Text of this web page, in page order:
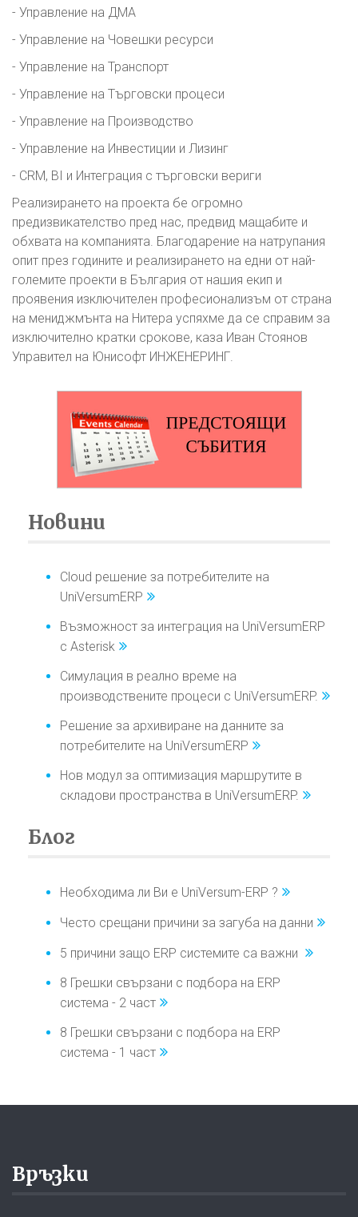
- Управление на ДМА
- Управление на Човешки ресурси
- Управление на Транспорт
- Управление на Търговски процеси
- Управление на Производство
- Управление на Инвестиции и Лизинг
- CRM, BI и Интеграция с търговски вериги
Реализирането на проекта бе огромно
предизвикателство пред нас, предвид мащабите и
обхвата на компанията. Благодарение на натрупания
опит през годините и реализирането на едни от най-
големите проекти в България от нашия екип и
проявения изключителен професионализъм от страна
на мениджмънта на Нитера успяхме да се справим за
изключително кратки срокове, каза Иван Стоянов
Управител на Юнисофт ИНЖЕНЕРИНГ.
Новини
Cloud решение за потребителите на
UniVersumERP
Възможност за интеграция на UniVersumERP
с Asterisk
Симулация в реално време на
производствените процеси с UniVersumERP.
Решение за архивиране на данните за
потребителите на UniVersumERP
Нов модул за оптимизация маршрутите в
складови пространства в UniVersumERP.
Блог
Необходима ли Ви е UniVersum-ERP ?
Често срещани причини за загуба на данни
5 причини защо ERP системите са важни
8 Грешки свързани с подбора на ERP
система - 2 част
8 Грешки свързани с подбора на ERP
система - 1 част
Връзки